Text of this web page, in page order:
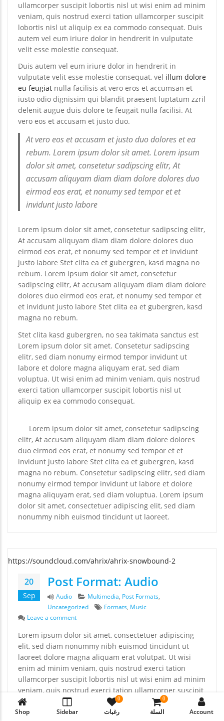
ullamcorper suscipit lobortis nisl ut wisi enim ad minim
veniam, quis nostrud exerci tation ullamcorper suscipit
lobortis nisl ut aliquip ex ea commodo consequat. Duis
autem vel eum iriure dolor in hendrerit in vulputate
velit esse molestie consequat.
Duis autem vel eum iriure dolor in hendrerit in
vulputate velit esse molestie consequat, vel illum dolore
eu feugiat nulla facilisis at vero eros et accumsan et
iusto odio dignissim qui blandit praesent luptatum zzril
delenit augue duis dolore te feugait nulla facilisi. At
vero eos et accusam et justo duo.
At vero eos et accusam et justo duo dolores et ea
rebum. Lorem ipsum dolor sit amet. Lorem ipsum
dolor sit amet, consetetur sadipscing elitr, At
accusam aliquyam diam diam dolore dolores duo
eirmod eos erat, et nonumy sed tempor et et
invidunt justo labore
Lorem ipsum dolor sit amet, consetetur sadipscing elitr,
At accusam aliquyam diam diam dolore dolores duo
eirmod eos erat, et nonumy sed tempor et et invidunt
justo labore Stet clita ea et gubergren, kasd magna no
rebum. Lorem ipsum dolor sit amet, consetetur
sadipscing elitr, At accusam aliquyam diam diam dolore
dolores duo eirmod eos erat, et nonumy sed tempor et
et invidunt justo labore Stet clita ea et gubergren, kasd
magna no rebum.
Stet clita kasd gubergren, no sea takimata sanctus est
Lorem ipsum dolor sit amet. Consetetur sadipscing
elitr, sed diam nonumy eirmod tempor invidunt ut
labore et dolore magna aliquyam erat, sed diam
voluptua. Ut wisi enim ad minim veniam, quis nostrud
exerci tation ullamcorper suscipit lobortis nisl ut
aliquip ex ea commodo consequat.
Lorem ipsum dolor sit amet, consetetur sadipscing
elitr, At accusam aliquyam diam diam dolore dolores
duo eirmod eos erat, et nonumy sed tempor et et
invidunt justo labore Stet clita ea et gubergren, kasd
magna no rebum. Consetetur sadipscing elitr, sed diam
nonumy eirmod tempor invidunt ut labore et dolore
magna aliquyam erat, sed diam voluptua. Lorem ipsum
dolor sit amet, consectetuer adipiscing elit, sed diam
nonummy nibh euismod tincidunt ut laoreet.
https://soundcloud.com/ahrix/ahrix-snowbound-2
20
Sep
Post Format: Audio
Format
Audio Categories
Multimedia, Post Formats,
Uncategorized
Tags
Formats, Music
Leave a commenton Post Format: Audio
Lorem ipsum dolor sit amet, consectetuer adipiscing
elit, sed diam nonummy nibh euismod tincidunt ut
laoreet dolore magna aliquam erat volutpat. Ut wisi
enim ad minim veniam, quis nostrud exerci tation
ullamcorper suscipit lobortis nisl ut wisi enim ad minim
veniam, quis nostrud exerci tation ullamcorper suscipit
lobortis nisl ut aliquip ex ea commodo consequat. Duis
autem vel eum iriure dolor in hendrerit in vulputate
Shop Sidebar
0
رغبات
0
السلة Account